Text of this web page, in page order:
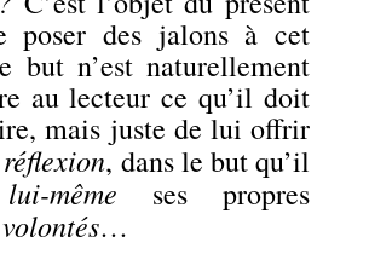
poser des jalons à cet
n’est naturellement
au lecteur ce qu’il doit
mais juste de lui offrir
, dans le but qu’il
lui-même ses propres
…